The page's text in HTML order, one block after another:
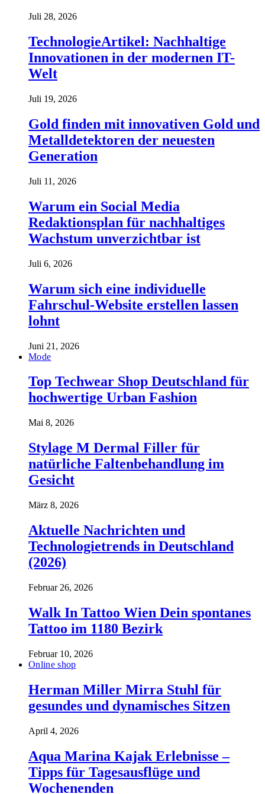
Juli 28, 2026
TechnologieArtikel: Nachhaltige
Innovationen in der modernen IT-
Welt
Juli 19, 2026
Gold finden mit innovativen Gold und
Metalldetektoren der neuesten
Generation
Juli 11, 2026
Warum ein Social Media
Redaktionsplan für nachhaltiges
Wachstum unverzichtbar ist
Juli 6, 2026
Warum sich eine individuelle
Fahrschul-Website erstellen lassen
lohnt
Juni 21, 2026
Mode
Top Techwear Shop Deutschland für
hochwertige Urban Fashion
Mai 8, 2026
Stylage M Dermal Filler für
natürliche Faltenbehandlung im
Gesicht
März 8, 2026
Aktuelle Nachrichten und
Technologietrends in Deutschland
(2026)
Februar 26, 2026
Walk In Tattoo Wien Dein spontanes
Tattoo im 1180 Bezirk
Februar 10, 2026
Online shop
Herman Miller Mirra Stuhl für
gesundes und dynamisches Sitzen
April 4, 2026
Aqua Marina Kajak Erlebnisse –
Tipps für Tagesausflüge und
Wochenenden